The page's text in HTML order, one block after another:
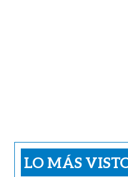
LO MÁS